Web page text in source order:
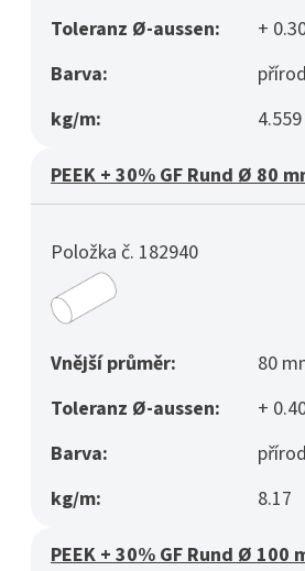
Toleranz Ø-aussen:
+
Barva:
kg/m:
4.559
PEEK + 30% GF Rund Ø 80
Položka č. 182940
Vnější průměr:
80
Toleranz Ø-aussen:
+
Barva:
kg/m:
8.17
PEEK + 30% GF Rund Ø 100